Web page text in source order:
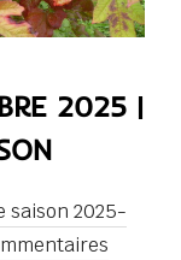
2025 |
saison 2025-